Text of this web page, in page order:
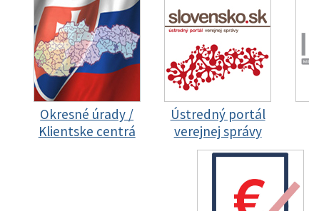
Okresné úrady /
Klientske centrá
Ústredný portál
verejnej správy